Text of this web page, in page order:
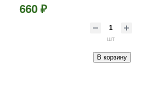
660 ₽
шт
В корзину